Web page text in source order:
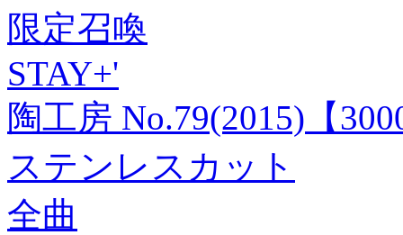
限定召喚
STAY+'
陶工房 No.79(2015)【
ステンレスカット
全曲